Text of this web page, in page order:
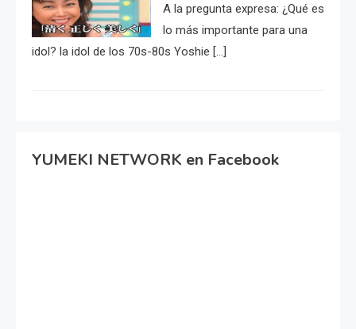
A la pregunta expresa: ¿Qué es
lo más importante para una
idol? la idol de los 70s-80s Yoshie […]
YUMEKI NETWORK en Facebook